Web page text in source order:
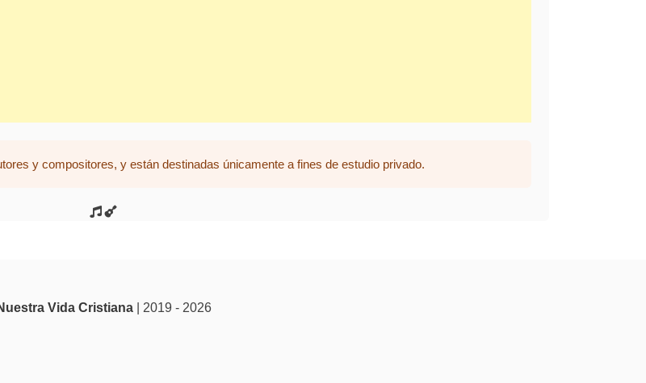
y compositores, y están destinadas únicamente a fines de estudio privado.
Vida Cristiana| 2019 - 2026